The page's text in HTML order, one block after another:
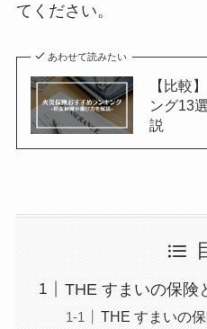
てください。
あわせて読みたい
【比較
ング13
説
THE すまいの保険
THE すまいの